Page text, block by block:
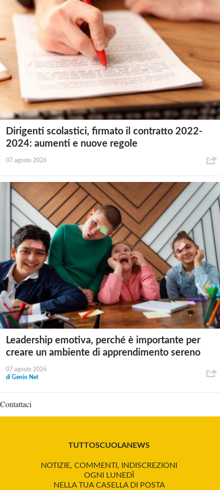
Dirigenti scolastici, firmato il contratto 2022-
2024: aumenti e nuove regole
07 agosto 2026
Leadership emotiva, perché è importante per
creare un ambiente di apprendimento sereno
07 agosto 2026
di Genio Net
Contattaci
TUTTOSCUOLANEWS
NOTIZIE, COMMENTI, INDISCREZIONI
OGNI LUNEDÌ
NELLA TUA CASELLA DI POSTA